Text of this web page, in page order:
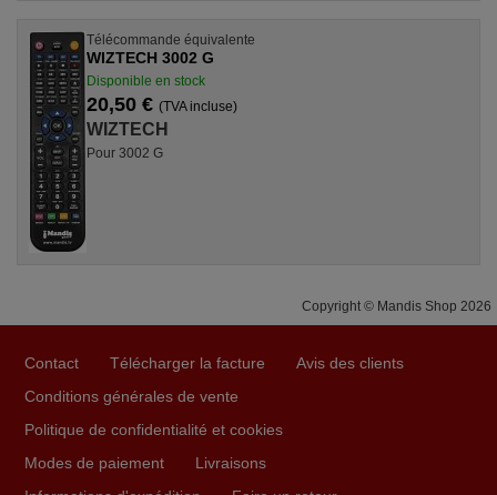
Télécommande équivalente
WIZTECH 3002 G
Disponible en stock
20,50 € (TVA incluse)
WIZTECH
Pour 3002 G
Copyright © Mandis Shop 2026
Contact Télécharger la facture
Avis des clients
Conditions générales de vente
Politique de confidentialité et cookies
Modes de paiement
Livraisons